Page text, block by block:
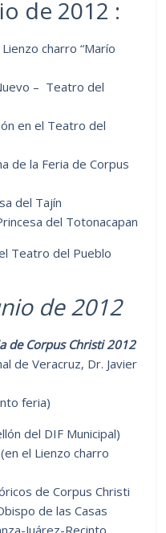
de 2012 :
charro “Marío
– Teatro del
en el Teatro del
de la Feria de Corpus
del Tajín
del Totonacapan
Teatro del Pueblo
de 2012
de Corpus Christi 2012
de Veracruz, Dr. Javier
feria)
del DIF Municipal)
el Lienzo charro
de Corpus Christi
de las Casas
Juárez-Recinto